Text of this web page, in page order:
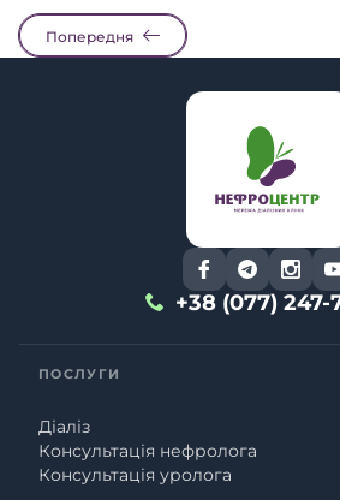
Попередня
+38 (077) 247-
ПОСЛУГИ
Діаліз
Консультація нефролога
Консультація уролога